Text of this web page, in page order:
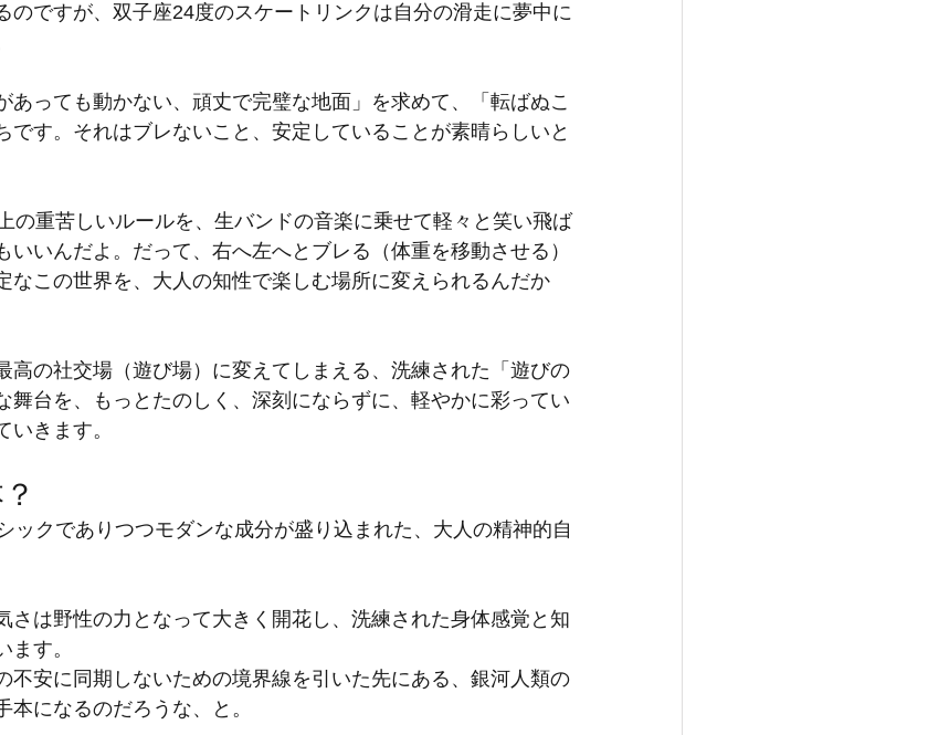
のですが、双子座24度のスケートリンクは自分の滑走に夢中に
あっても動かない、頑丈で完璧な地面」を求めて、「転ばぬこ
です。それはブレないこと、安定していることが素晴らしいと
の重苦しいルールを、生バンドの音楽に乗せて軽々と笑い飛ば
いいんだよ。だって、右へ左へとブレる（体重を移動させる）
なこの世界を、大人の知性で楽しむ場所に変えられるんだか
高の社交場（遊び場）に変えてしまえる、洗練された「遊びの
舞台を、もっとたのしく、深刻にならずに、軽やかに彩ってい
いきます。
ックでありつつモダンな成分が盛り込まれた、大人の精神的自
さは野性の力となって大きく開花し、洗練された身体感覚と知
す。
不安に同期しないための境界線を引いた先にある、銀河人類の
になるのだろうな、と。